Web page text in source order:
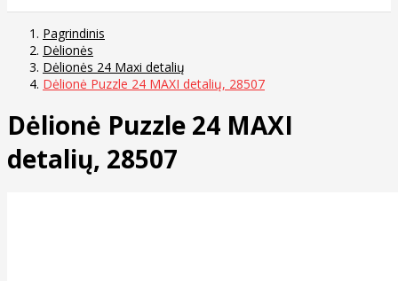
Pagrindinis
Dėlionės
Dėlionės 24 Maxi detalių
Dėlionė Puzzle 24 MAXI detalių, 28507
Dėlionė Puzzle 24 MAXI
detalių, 28507